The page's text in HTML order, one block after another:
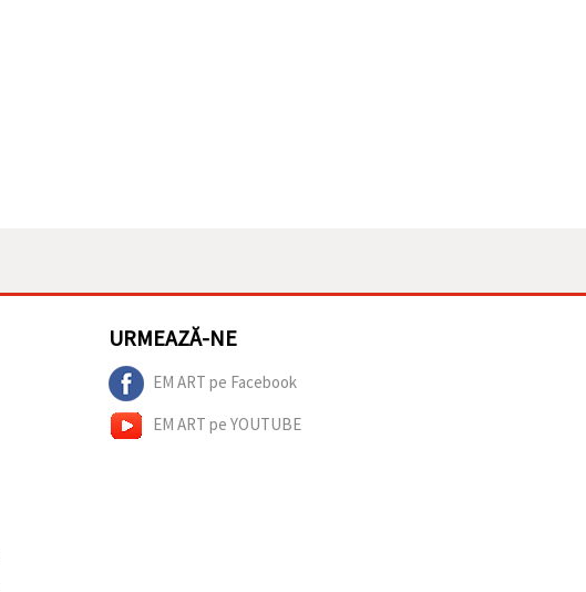
URMEAZĂ-NE
EM ART pe Facebook
EM ART pe YOUTUBE